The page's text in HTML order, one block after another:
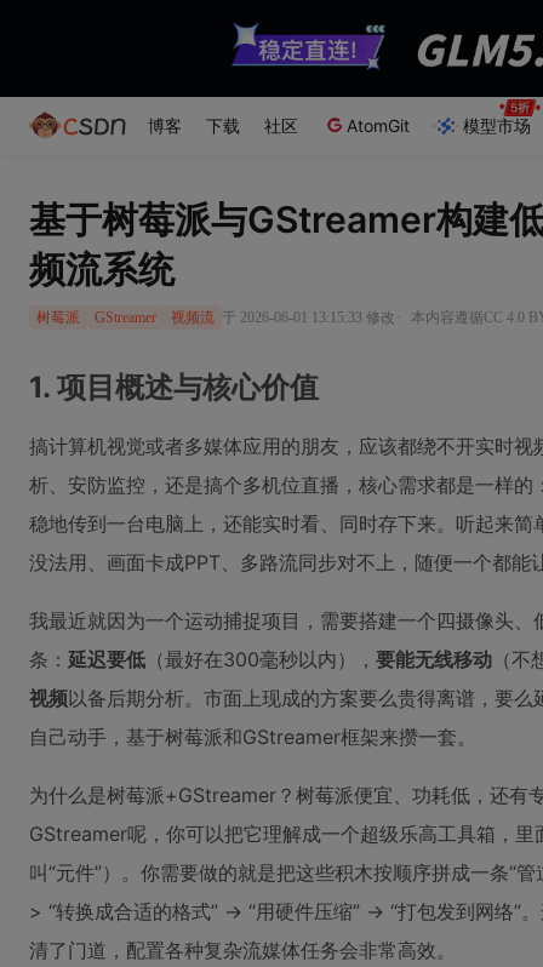
博客 下载 社区 AtomGit 模型市场
基于树莓派与GStreamer构建
频流系统
树莓派 GStreamer 视频流 于 2026-06-01 13:15:33 修改 · 本内容遵循CC 4.0
1. 项目概述与核心价值
搞计算机视觉或者多媒体应用的朋友，应该都绕不开实时
析、安防监控，还是搞个多机位直播，核心需求都是一样
稳地传到一台电脑上，还能实时看、同时存下来。听起来
没法用、画面卡成PPT、多路流同步对不上，随便一个都能
我最近就因为一个运动捕捉项目，需要搭建一个四摄像头
条： 延迟要低 （最好在300毫秒以内）， 要能无线移动 （
视频以备后期分析。市面上现成的方案要么贵得离谱，要
自己动手，基于树莓派和GStreamer框架来攒一套。
为什么是树莓派+GStreamer？树莓派便宜、功耗低，还有
GStreamer呢，你可以把它理解成一个超级乐高工具箱，里
叫“元件”）。你需要做的就是把这些积木按顺序拼成一条“
> “转换成合适的格式” -> “用硬件压缩” -> “打包发到网络”
清了门道，配置各种复杂流媒体任务会非常高效。